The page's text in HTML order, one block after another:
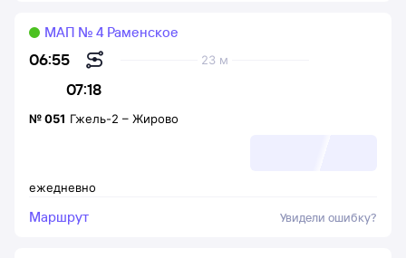
06:55
07:18
23 м
МАП № 4 Раменское
ежедневно
№051 Гжель-2 – Жирово
Маршрут Увидели ошибку?